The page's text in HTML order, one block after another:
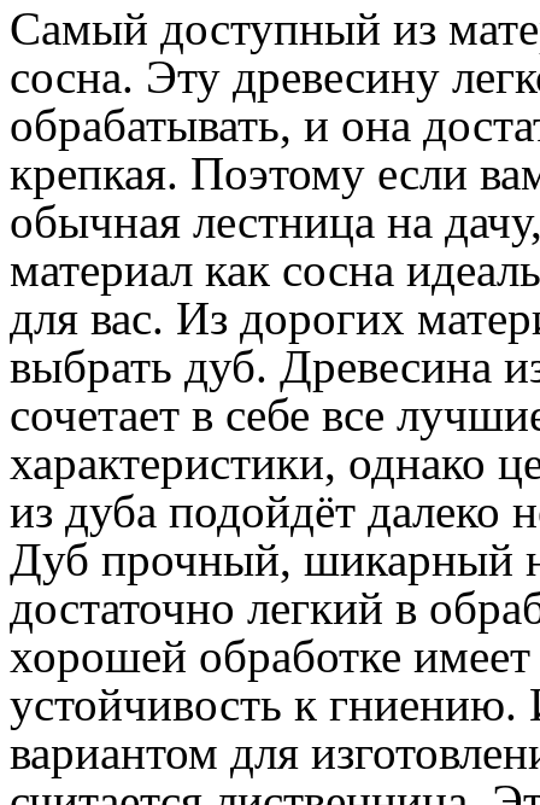
Самый доступный из
сосна. Эту древесину
обрабатывать, и она
крепкая. Поэтому если
обычная лестница на
материал как сосна
для вас. Из дорогих
выбрать дуб. Древесина
сочетает в себе все
характеристики, однако
из дуба подойдёт далеко
Дуб прочный, шикарный
достаточно легкий в
хорошей обработке
устойчивость к
вариантом для